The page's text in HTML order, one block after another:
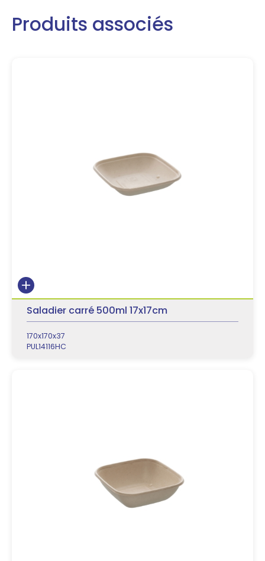
Produits associés
Saladier carré 500ml 17x17cm
170x170x37
PUL14116HC